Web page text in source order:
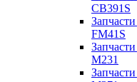
CB391S
FM41S
M231